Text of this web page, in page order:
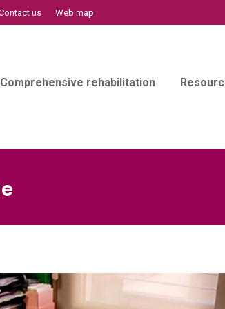
us Web map
Comprehensive rehabilitation